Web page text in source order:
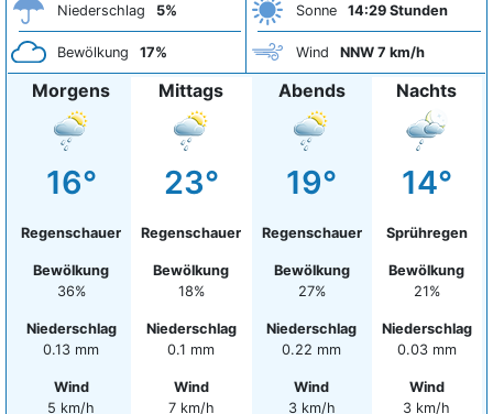
Niederschlag 5%
Bewölkung 17%
Sonne 14:29 Stunden
Wind NNW 7 km/h
Morgens
16°
Regenschauer
Bewölkung
36%
Niederschlag
0.13 mm
Wind
5 km/h
Mittags
23°
Regenschauer
Bewölkung
18%
Niederschlag
0.1 mm
Wind
7 km/h
Abends
19°
Regenschauer
Bewölkung
27%
Niederschlag
0.22 mm
Wind
3 km/h
Nachts
14°
Sprühregen
Bewölkung
21%
Niederschlag
0.03 mm
Wind
3 km/h